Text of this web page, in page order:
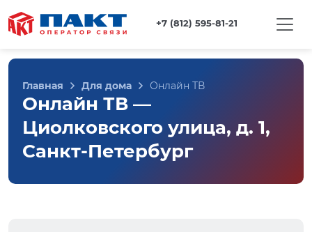
+7 (812) 595-81-21
Главная Для дома Онлайн ТВ
Онлайн ТВ —
Циолковского улица, д. 1,
Санкт-Петербург